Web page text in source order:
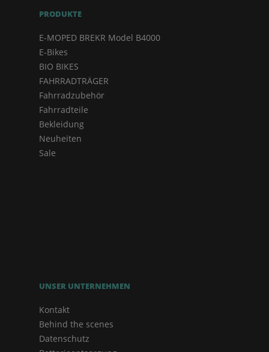
PRODUKTE
E-MOPED BREKR Model B4000
E-Bikes
BIO BIKES
FAHRRADTRÄGER
Fahrradzubehör
Fahrradteile
Bekleidung
Neuheiten
Sale
UNSER UNTERNEHMEN
Kontakt
Behind the scenes
Datenschutz